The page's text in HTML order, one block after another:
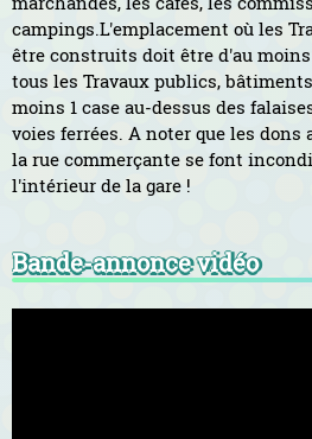
campings.L'emplacement où les
être construits doit être d'au moins
tous les Travaux publics,
moins 1 case au-dessus des
voies ferrées. A noter que les dons
la rue commerçante se font
l'intérieur de la gare !
Bande-annonce vidéo